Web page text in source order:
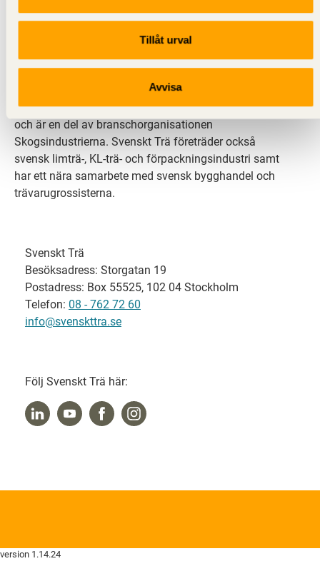
Tillåt urval
Avvisa
Svenskt Trä sprider kunskap om trä, träprodukter och
träbyggande för att främja ett hållbart samhälle och
en livskraftig sågverksnäring. Det gör vi genom att
inspirera, utbilda och driva teknisk utveckling.
Svenskt Trä representerar svensk sågverksindustri
och är en del av branschorganisationen
Skogsindustrierna. Svenskt Trä företräder också
svensk limträ-, KL-trä- och förpackningsindustri samt
har ett nära samarbete med svensk bygghandel och
trävarugrossisterna.
Svenskt Trä
Besöksadress: Storgatan 19
Postadress: Box 55525, 102 04 Stockholm
Telefon: 08 - 762 72 60
info@svenskttra.se
Följ Svenskt Trä här:
version 1.14.24